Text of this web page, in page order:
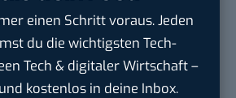
einen Schritt voraus. Jeden
du die wichtigsten Tech-
Tech & digitaler Wirtschaft –
kostenlos in deine Inbox.
Media Content Creator (m/w/d)